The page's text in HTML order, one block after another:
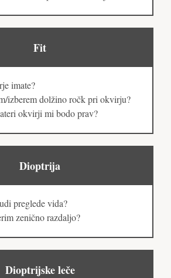
Fit
imate?
izberem dolžino ročk pri okvirju?
okvirji mi bodo prav?
Dioptrija
preglede vida?
zenično razdaljo?
Dioptrijske leče